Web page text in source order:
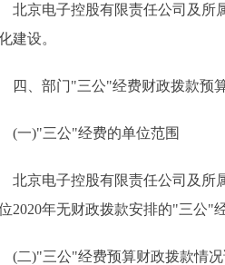
京电子控股有限责任公司及所属
建设。
、部门"三公"经费财政拨款预
)"三公"经费的单位范围
京电子控股有限责任公司及所属
2020年无财政拨款安排的"三公"
)"三公"经费预算财政拨款情况